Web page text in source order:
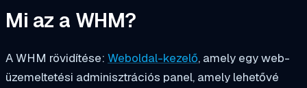
Mi az a WHM?
A WHM rövidítése: Weboldal-kezelő, amely egy web-
üzemeltetési adminisztrációs panel, amely lehetővé